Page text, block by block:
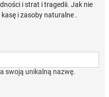
i strat i tragedii. Jak nie
i zasoby naturalne .
swoją unikalną nazwę.